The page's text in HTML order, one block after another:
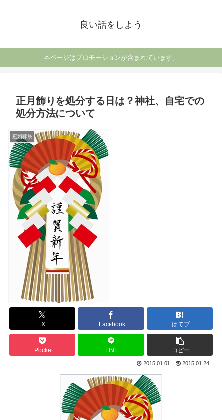
良い話をしよう
本ページはプロモーションが含まれています。
正月飾りを処分する日は？神社、自宅での
処分方法について
冠婚葬祭
X Facebook はてブ
Pocket LINE コピー
2015.01.01 2015.01.24